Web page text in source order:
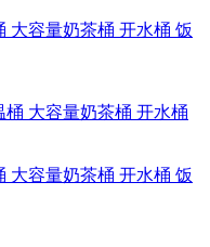
大容量奶茶桶 开水桶 饭
大容量奶茶桶 开水桶 饭